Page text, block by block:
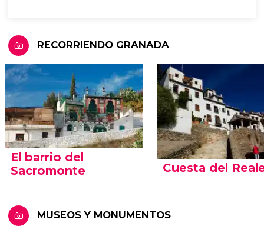
RECORRIENDO GRANADA
El barrio del
Sacromonte
Cuesta del
MUSEOS Y MONUMENTOS